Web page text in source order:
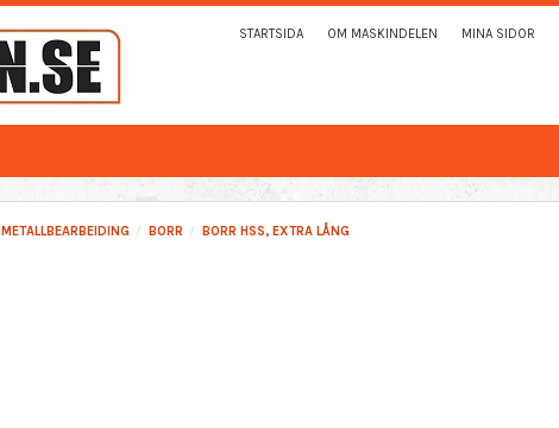
STARTSIDA OM MASKINDELEN MINA SIDOR
METALLBEARBEIDING BORR BORR HSS, EXTRA LÅNG